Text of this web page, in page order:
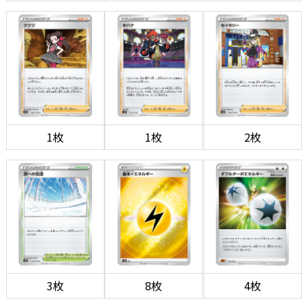
1枚 1枚 2枚
3枚 8枚 4枚